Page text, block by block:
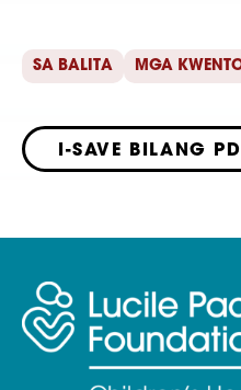
SA BALITA MGA
I-SAVE BILANG